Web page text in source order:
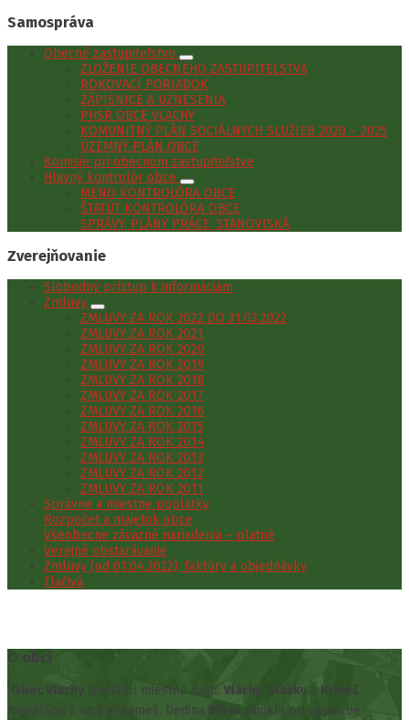
Samospráva
Obecné zastupiteľstvo
ZLOŽENIE OBECNÉHO ZASTUPITEĽSTVA
ROKOVACÍ PORIADOK
ZÁPISNICE A UZNESENIA
PHSR OBCE VLACHY
KOMUNITNÝ PLÁN SOCIÁLNYCH SLUŽIEB 2020 – 2025
ÚZEMNÝ PLÁN OBCE
Komisie pri obecnom zastupiteľstve
Hlavný kontrolór obce
MENO KONTROLÓRA OBCE
ŠTATÚT KONTROLÓRA OBCE
SPRÁVY, PLÁNY PRÁCE, STANOVISKÁ
Zverejňovanie
Slobodný prístup k informáciám
Zmluvy
ZMLUVY ZA ROK 2022 DO 31.03.2022
ZMLUVY ZA ROK 2021
ZMLUVY ZA ROK 2020
ZMLUVY ZA ROK 2019
ZMLUVY ZA ROK 2018
ZMLUVY ZA ROK 2017
ZMLUVY ZA ROK 2016
ZMLUVY ZA ROK 2015
ZMLUVY ZA ROK 2014
ZMLUVY ZA ROK 2013
ZMLUVY ZA ROK 2012
ZMLUVY ZA ROK 2011
Správne a miestne poplatky
Rozpočet a majetok obce
Všeobecne záväzné nariadenia – platné
Verejné obstarávanie
Zmluvy (od 01.04.2022), faktúry a objednávky
Tlačivá
O obci
Obec Vlachy tvoria tri miestne časti: Vlachy Vlašky a Krmeš.
Najväčšou z nich je Krmeš. Dedina Vŕbie zanikla pri výstavbe